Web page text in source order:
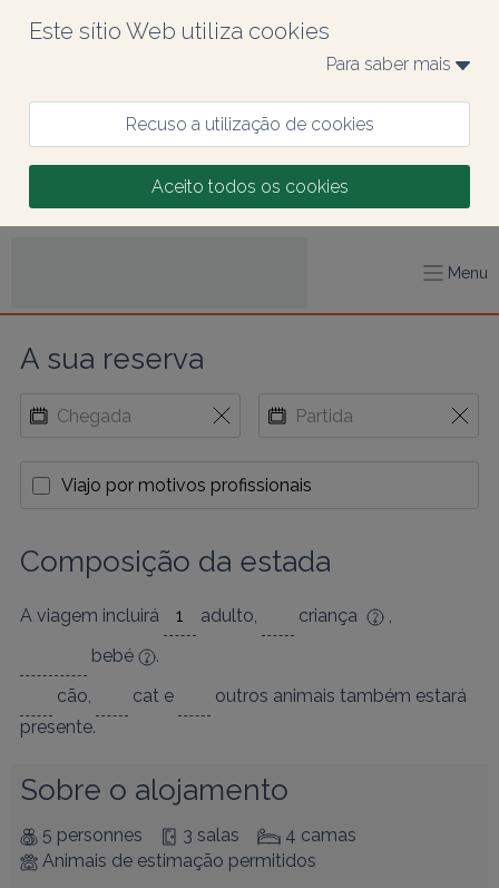
Este sítio Web utiliza cookies
Para saber mais
Recuso a utilização de cookies
Aceito todos os cookies
Menu
A sua reserva
Viajo por motivos profissionais
Composição da estada
A viagem incluirá adulto, criança
,
bebé
.
cão, cat e outros animais também estará
presente.
Sobre o alojamento
5 personnes 3 salas
4 camas
Animais de estimação permitidos